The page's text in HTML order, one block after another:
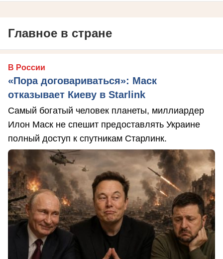
Главное в стране
В России
«Пора договариваться»: Маск
отказывает Киеву в Starlink
Самый богатый человек планеты, миллиардер
Илон Маск не спешит предоставлять Украине
полный доступ к спутникам Старлинк.